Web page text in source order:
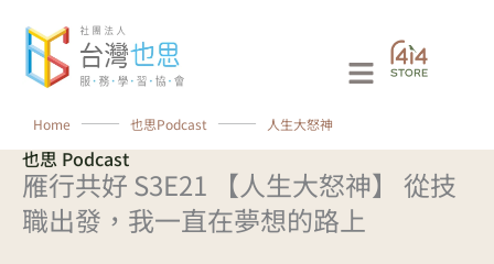
Main
Home ⸻ 也思Podcast ⸻ 人生大怒神
也思 Podcast
雁行共好 S3E21 【人生大怒神】 從技
職出發，我一直在夢想的路上